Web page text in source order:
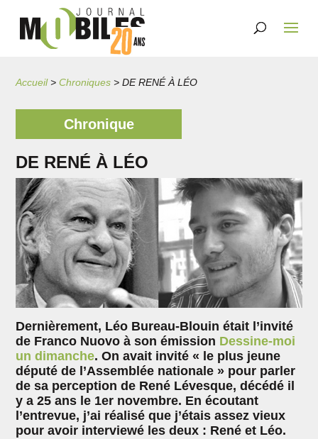
Accueil>Chroniques >DE RENÉ À LÉO
Chronique
DE RENÉ À LÉO
Dernièrement, Léo Bureau-Blouin était l’invité
de Franco Nuovo à son émission Dessine-moi
un dimanche. On avait invité « le plus jeune
député de l’Assemblée nationale » pour parler
de sa perception de René Lévesque, décédé il
y a 25 ans le 1er novembre. En écoutant
l’entrevue, j’ai réalisé que j’étais assez vieux
pour avoir interviewé les deux : René et Léo.